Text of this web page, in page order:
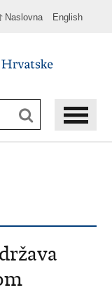
Naslovna English